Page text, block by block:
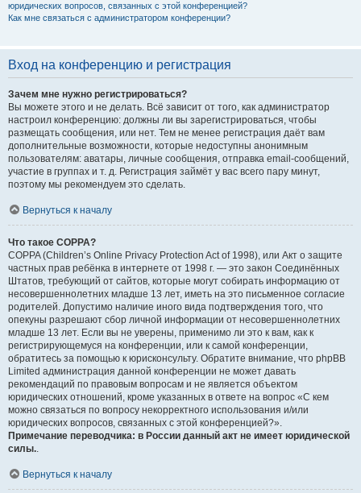
юридических вопросов, связанных с этой конференцией?
Как мне связаться с администратором конференции?
Вход на конференцию и регистрация
Зачем мне нужно регистрироваться?
Вы можете этого и не делать. Всё зависит от того, как администратор
настроил конференцию: должны ли вы зарегистрироваться, чтобы
размещать сообщения, или нет. Тем не менее регистрация даёт вам
дополнительные возможности, которые недоступны анонимным
пользователям: аватары, личные сообщения, отправка email-сообщений,
участие в группах и т. д. Регистрация займёт у вас всего пару минут,
поэтому мы рекомендуем это сделать.
Вернуться к началу
Что такое COPPA?
COPPA (Children’s Online Privacy Protection Act of 1998), или Акт о защите
частных прав ребёнка в интернете от 1998 г. — это закон Соединённых
Штатов, требующий от сайтов, которые могут собирать информацию от
несовершеннолетних младше 13 лет, иметь на это письменное согласие
родителей. Допустимо наличие иного вида подтверждения того, что
опекуны разрешают сбор личной информации от несовершеннолетних
младше 13 лет. Если вы не уверены, применимо ли это к вам, как к
регистрирующемуся на конференции, или к самой конференции,
обратитесь за помощью к юрисконсульту. Обратите внимание, что phpBB
Limited администрация данной конференции не может давать
рекомендаций по правовым вопросам и не является объектом
юридических отношений, кроме указанных в ответе на вопрос «С кем
можно связаться по вопросу некорректного использования и/или
юридических вопросов, связанных с этой конференцией?».
Примечание переводчика: в России данный акт не имеет юридической
силы..
Вернуться к началу